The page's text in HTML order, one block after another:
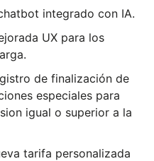
integrado con IA.
UX para los
de finalización de
especiales para
igual o superior a la
tarifa personalizada